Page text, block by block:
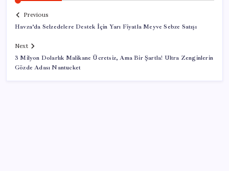
Previous
Havza’da Selzedelere Destek İçin Yarı Fiyatla Meyve Sebze Satışı
Next
3 Milyon Dolarlık Malikane Ücretsiz, Ama Bir Şartla! Ultra Zenginlerin
Gözde Adası Nantucket